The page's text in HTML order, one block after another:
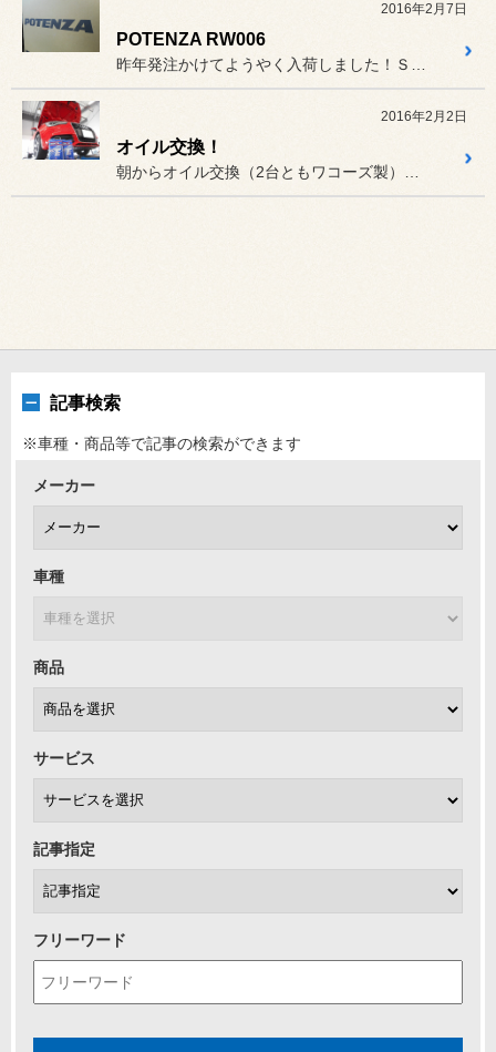
2016年2月7日
POTENZA RW006
2016年2月2日
オイル交換！
記事検索
※車種・商品等で記事の検索ができます
メーカー
車種
商品
サービス
記事指定
フリーワード